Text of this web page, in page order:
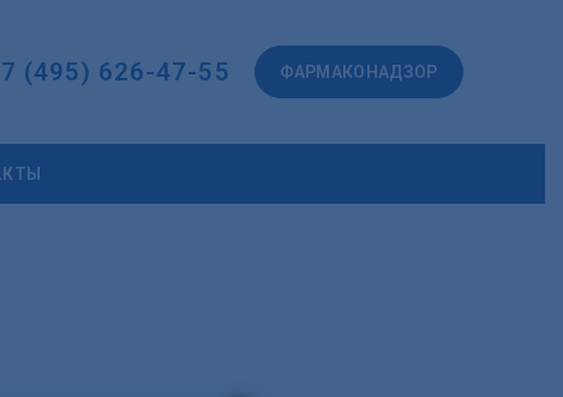
(495) 626-47-55 ФАРМАКОНАДЗОР